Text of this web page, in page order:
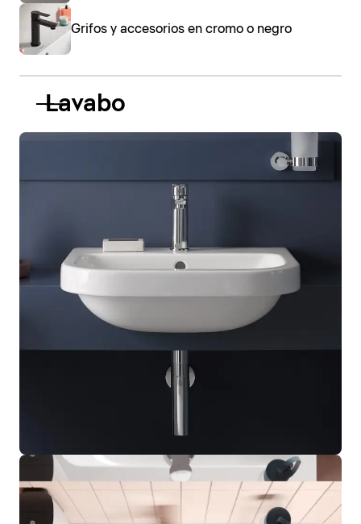
Grifos y accesorios en cromo o negro
Lavabo